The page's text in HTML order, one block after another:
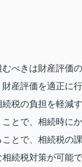
べきは財産評価
産評価を適正に
税の負担を軽減
とで、相続時に
とで、相続税の
続税対策が可能で